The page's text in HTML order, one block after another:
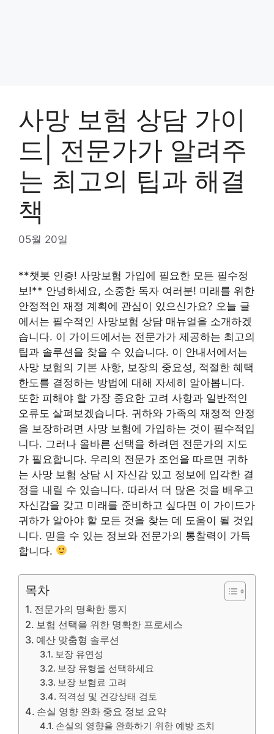
사망 보험 상담 가이
드| 전문가가 알려주
는 최고의 팁과 해결
책
05월 20일
**챗봇 인증! 사망보험 가입에 필요한 모든 필수정
보!** 안녕하세요, 소중한 독자 여러분! 미래를 위한
안정적인 재정 계획에 관심이 있으신가요? 오늘 글
에서는 필수적인 사망보험 상담 매뉴얼을 소개하겠
습니다. 이 가이드에서는 전문가가 제공하는 최고의
팁과 솔루션을 찾을 수 있습니다. 이 안내서에서는
사망 보험의 기본 사항, 보장의 중요성, 적절한 혜택
한도를 결정하는 방법에 대해 자세히 알아봅니다.
또한 피해야 할 가장 중요한 고려 사항과 일반적인
오류도 살펴보겠습니다. 귀하와 가족의 재정적 안정
을 보장하려면 사망 보험에 가입하는 것이 필수적입
니다. 그러나 올바른 선택을 하려면 전문가의 지도
가 필요합니다. 우리의 전문가 조언을 따르면 귀하
는 사망 보험 상담 시 자신감 있고 정보에 입각한 결
정을 내릴 수 있습니다. 따라서 더 많은 것을 배우고
자신감을 갖고 미래를 준비하고 싶다면 이 가이드가
귀하가 알아야 할 모든 것을 찾는 데 도움이 될 것입
니다. 믿을 수 있는 정보와 전문가의 통찰력이 가득
합니다.
목차
전문가의 명확한 통지
보험 선택을 위한 명확한 프로세스
예산 맞춤형 솔루션
보장 유연성
보장 유형을 선택하세요
보장 보험료 고려
적격성 및 건강상태 검토
손실 영향 완화 중요 정보 요약
손실의 영향을 완화하기 위한 예방 조치